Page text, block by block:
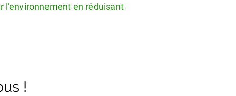
l’environnement en réduisant
!